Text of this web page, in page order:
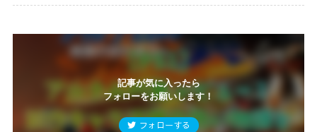
記事が気に入ったら
フォローをお願いします！
フォローする